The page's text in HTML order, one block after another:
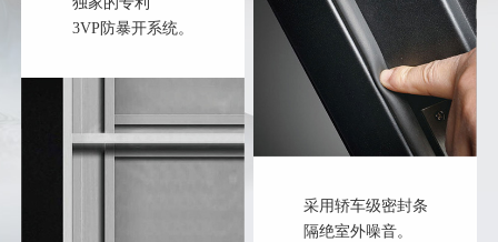
3VP防暴开系统。
采用轿车级密封条
隔绝室外噪音。